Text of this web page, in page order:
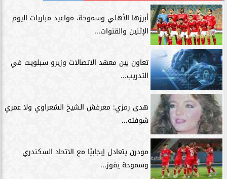
أبرزها الأهلي وسموحة، مواعيد مباريات اليوم
الإثنين والقنوات...
تعاون بين معهد الاتصالات وزيرو سبلويت في
التدريب...
هدى رمزي: معرفش الشيخ الشعراوي ولا عمري
شوفته...
مودرن يتعادل إيجابيًا مع الاتحاد السكندري
وسموحة يفوز...